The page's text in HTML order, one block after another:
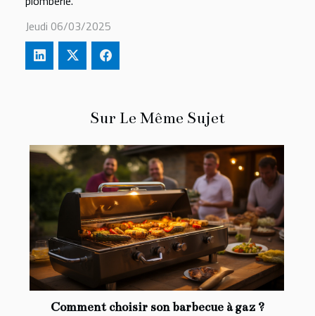
Sur Le Même Sujet
Comment choisir son barbecue à gaz ?
Jeudi 06/03/2025